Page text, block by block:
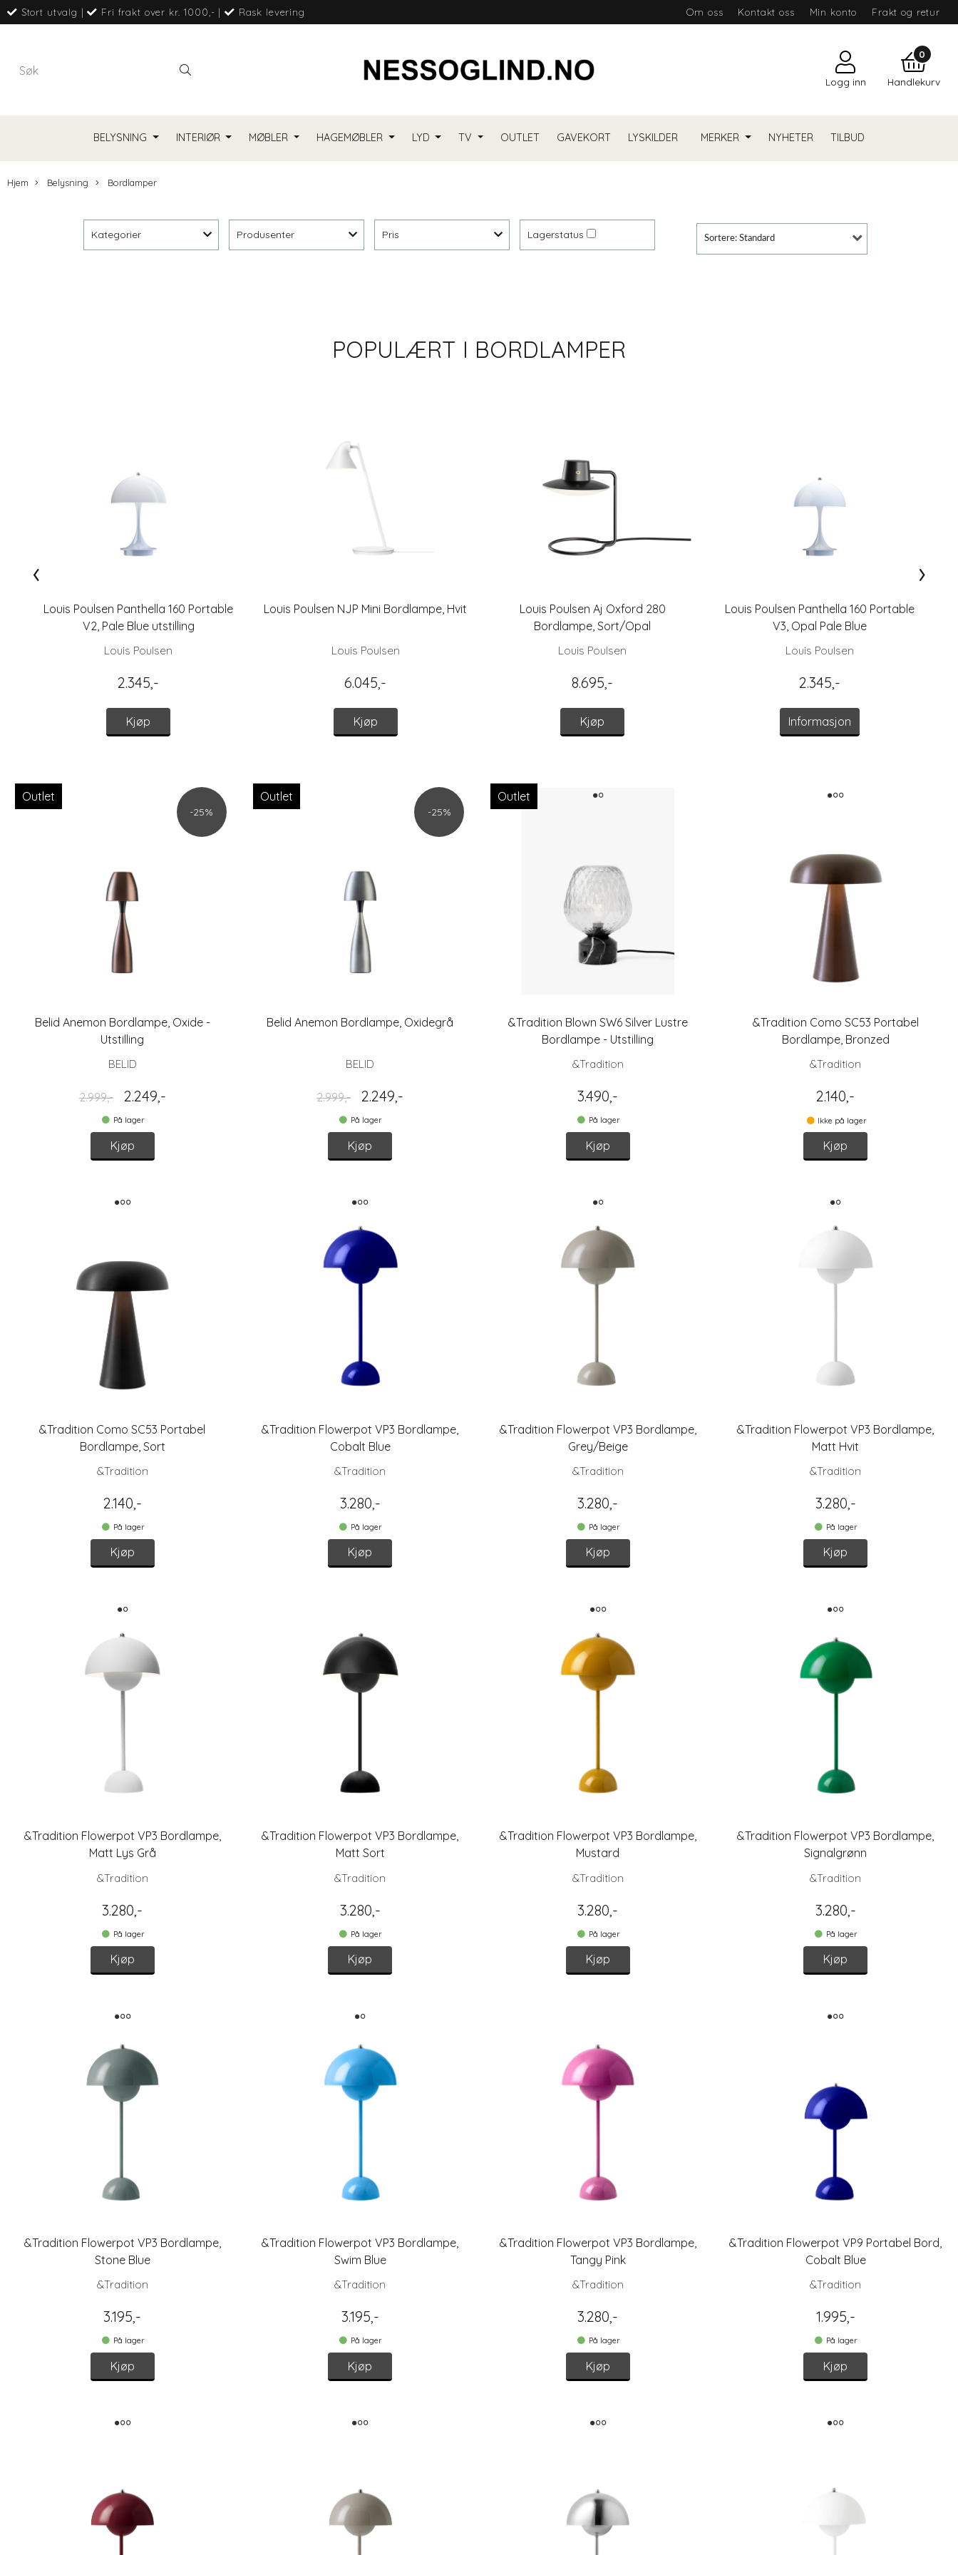
Stort utvalg | Fri frakt over kr. 1000,- | Rask levering Om oss Kontakt oss Min konto Frakt og retur
Logg inn
0
Handlekurv
BELYSNING INTERIØR MØBLER HAGEMØBLER LYD TV OUTLET GAVEKORT LYSKILDER MERKER NYHETER TILBUD
Hjem Belysning Bordlamper
Kategorier Produsenter Pris Lagerstatus Sortere: Standard
POPULÆRT I BORDLAMPER
Louis Poulsen Panthella 160 Portable
V2, Pale Blue utstilling
Louis Poulsen
2.345,-
Kjøp
Louis Poulsen NJP Mini Bordlampe, Hvit
Louis Poulsen
6.045,-
Kjøp
Louis Poulsen Aj Oxford 280
Bordlampe, Sort/Opal
Louis Poulsen
8.695,-
Kjøp
Louis Poulsen Panthella 160 Portable
V3, Opal Pale Blue
Louis Poulsen
2.345,-
Informasjon
‹ ›
Outlet
-25%
Belid Anemon Bordlampe, Oxide -
Utstilling
BELID
2.999,- 2.249,-
På lager
Kjøp
Outlet
-25%
Belid Anemon Bordlampe, Oxidegrå
BELID
2.999,- 2.249,-
På lager
Kjøp
Outlet
&Tradition Blown SW6 Silver Lustre
Bordlampe - Utstilling
&Tradition
3.490,-
På lager
Kjøp
&Tradition Como SC53 Portabel
Bordlampe, Bronzed
&Tradition
2.140,-
Ikke på lager
Kjøp
&Tradition Como SC53 Portabel
Bordlampe, Sort
&Tradition
2.140,-
På lager
Kjøp
&Tradition Flowerpot VP3 Bordlampe,
Cobalt Blue
&Tradition
3.280,-
På lager
Kjøp
&Tradition Flowerpot VP3 Bordlampe,
Grey/Beige
&Tradition
3.280,-
På lager
Kjøp
&Tradition Flowerpot VP3 Bordlampe,
Matt Hvit
&Tradition
3.280,-
På lager
Kjøp
&Tradition Flowerpot VP3 Bordlampe,
Matt Lys Grå
&Tradition
3.280,-
På lager
Kjøp
&Tradition Flowerpot VP3 Bordlampe,
Matt Sort
&Tradition
3.280,-
På lager
Kjøp
&Tradition Flowerpot VP3 Bordlampe,
Mustard
&Tradition
3.280,-
På lager
Kjøp
&Tradition Flowerpot VP3 Bordlampe,
Signalgrønn
&Tradition
3.280,-
På lager
Kjøp
&Tradition Flowerpot VP3 Bordlampe,
Stone Blue
&Tradition
3.195,-
På lager
Kjøp
&Tradition Flowerpot VP3 Bordlampe,
Swim Blue
&Tradition
3.195,-
På lager
Kjøp
&Tradition Flowerpot VP3 Bordlampe,
Tangy Pink
&Tradition
3.280,-
På lager
Kjøp
&Tradition Flowerpot VP9 Portabel Bord,
Cobalt Blue
&Tradition
1.995,-
På lager
Kjøp